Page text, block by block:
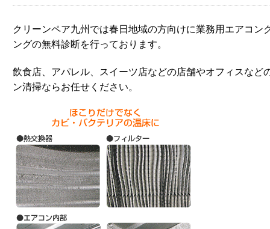
クリーンペア九州では春日地域の方向けに業務用エアコン
ングの無料診断を行っております。
飲食店、アパレル、スイーツ店などの店舗やオフィスなど
ン清掃ならお任せください。